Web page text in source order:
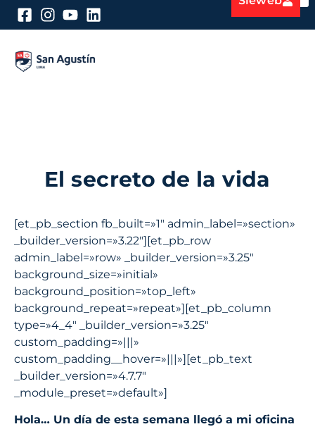
El secreto de la vida
[et_pb_section fb_built=»1″ admin_label=»section»
_builder_version=»3.22″][et_pb_row
admin_label=»row» _builder_version=»3.25″
background_size=»initial»
background_position=»top_left»
background_repeat=»repeat»][et_pb_column
type=»4_4″ _builder_version=»3.25″
custom_padding=»|||»
custom_padding__hover=»|||»][et_pb_text
_builder_version=»4.7.7″
_module_preset=»default»]
Hola… Un día de esta semana llegó a mi oficina